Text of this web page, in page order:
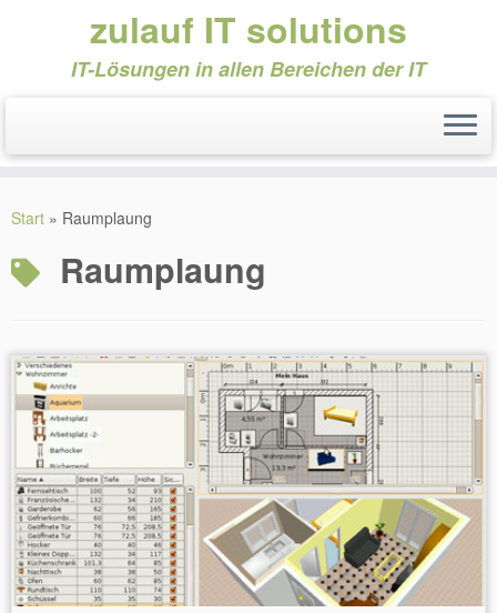
Inhalt
zulauf IT solutions
IT-Lösungen in allen Bereichen der IT
Start » Raumplaung
Raumplaung